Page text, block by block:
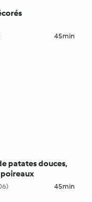
45min
patates douces,
45min